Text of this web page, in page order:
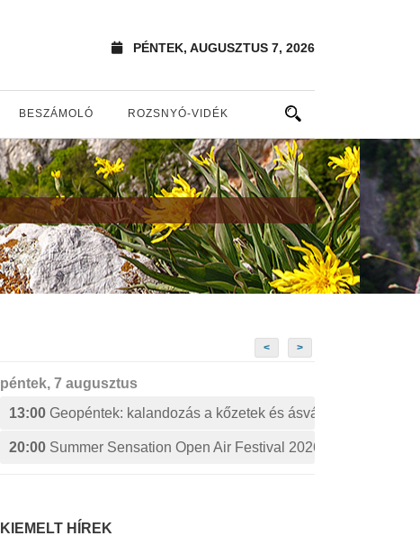
PÉNTEK, AUGUSZTUS 7, 2026
BESZÁMOLÓ ROZSNYÓ-VIDÉK
< >
péntek, 7 augusztus
13:00 Geopéntek: kalandozás a kőzetek és ásványok izgalmas
20:00 Summer Sensation Open Air Festival 2026:
KIEMELT HÍREK